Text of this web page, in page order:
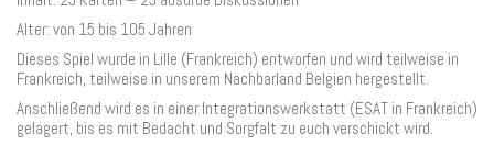
Alter: von 15 bis 105 Jahren
Dieses Spiel wurde in Lille (Frankreich) entworfen und wird teilweise in
Frankreich, teilweise in unserem Nachbarland Belgien hergestellt.
Anschließend wird es in einer Integrationswerkstatt (ESAT in Frankreich)
gelagert, bis es mit Bedacht und Sorgfalt zu euch verschickt wird.